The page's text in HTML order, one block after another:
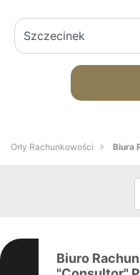
Orły Rachunkowości Biura
Biuro